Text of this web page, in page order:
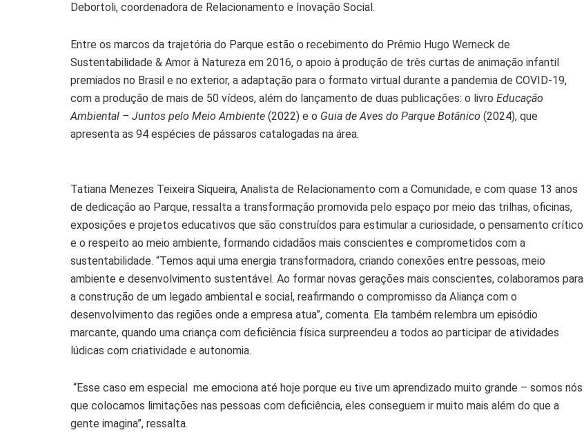
Debortoli, coordenadora de Relacionamento e Inovação Social.
Entre os marcos da trajetória do Parque estão o recebimento do Prêmio Hugo Werneck de
Sustentabilidade & Amor à Natureza em 2016, o apoio à produção de três curtas de animação infantil
premiados no Brasil e no exterior, a adaptação para o formato virtual durante a pandemia de COVID-19,
com a produção de mais de 50 vídeos, além do lançamento de duas publicações: o livro Educação
Ambiental – Juntos pelo Meio Ambiente (2022) e o Guia de Aves do Parque Botânico (2024), que
apresenta as 94 espécies de pássaros catalogadas na área.
Tatiana Menezes Teixeira Siqueira, Analista de Relacionamento com a Comunidade, e com quase 13 anos
de dedicação ao Parque, ressalta a transformação promovida pelo espaço por meio das trilhas, oficinas,
exposições e projetos educativos que são construídos para estimular a curiosidade, o pensamento crítico
e o respeito ao meio ambiente, formando cidadãos mais conscientes e comprometidos com a
sustentabilidade. “Temos aqui uma energia transformadora, criando conexões entre pessoas, meio
ambiente e desenvolvimento sustentável. Ao formar novas gerações mais conscientes, colaboramos para
a construção de um legado ambiental e social, reafirmando o compromisso da Aliança com o
desenvolvimento das regiões onde a empresa atua”, comenta. Ela também relembra um episódio
marcante, quando uma criança com deficiência física surpreendeu a todos ao participar de atividades
lúdicas com criatividade e autonomia.
“Esse caso em especial me emociona até hoje porque eu tive um aprendizado muito grande – somos nós
que colocamos limitações nas pessoas com deficiência, eles conseguem ir muito mais além do que a
gente imagina”, ressalta.